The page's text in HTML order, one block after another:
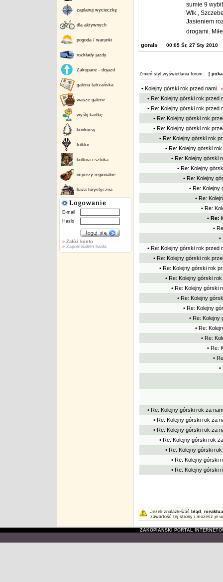
zaplanuj wycieczkę
dla aktywnych
pogoda / warunki
rozkłady jazdy
Zakopane - dojazd
galeria tatrzańska
wasze galerie
wyślij kartkę
konkursy
folklor
kultura i sztuka
imprezy regionalne
baza turystyczna
E-mail
Hasło
» Załóż konto
»Zapomniałem hasła
sumie 9
Wlk.,
Jasieniem
drogami.
gorals 00:05 Śr, 27 Sty 2010
Zmień styl wyświetlania forum: [
• Kolejny górski rok przed nami.
• Re: Kolejny górski rok przed
• Re: Kolejny górski rok przed
• Re: Kolejny górski rok
• Re: Kolejny górski rok
• Re: Kolejny górski rok
• Re: Kolejny górski
• Re: Kolejny górski
• Re: Kolejny
• Re: Kolejny
• Re: Kolejny
• Re:
• Re:
• Re:
•
•
• Re: Kolejny górski rok przed
• Re: Kolejny górski rok
• Re: Kolejny górski rok
• Re: Kolejny górski
• Re: Kolejny górski
• Re: Kolejny
• Re: Kolejny
• Re: Kolejny
• Re:
• Re:
• Re:
•
•
• Re: Kolejny górski rok za
• Re: Kolejny górski rok za
• Re: Kolejny górski rok za
• Re: Kolejny górski rok
• Re: Kolejny górski
• Re: Kolejny górski
• Re: Kolejny górski
Jeżeli znalazłeś/aś błąd ,
zawartość tej strony i możesz je
ZAKOPIAŃSKI PORTAL